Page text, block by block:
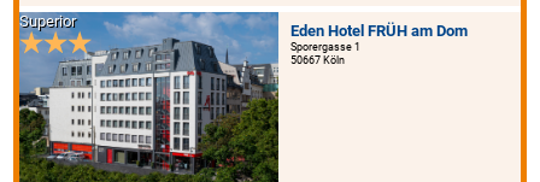
Eden Hotel FRÜH am Dom
Sporergasse 1
50667 Köln
Superior